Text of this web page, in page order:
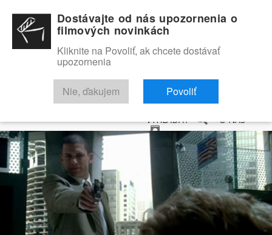
RECENZIE TRAILERY FILMOVÁ DATABÁZA
VYHĽADAŤ O NÁS
Dostávajte od nás upozornenia o
filmových novinkách
Kliknite na Povoliť, ak chcete dostávať
upozornenia
Nie, ďakujem Povoliť